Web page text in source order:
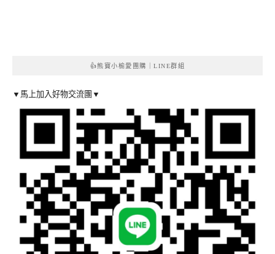
👍熊寶小榆愛團購｜LINE群組
▼馬上加入好物交流團▼